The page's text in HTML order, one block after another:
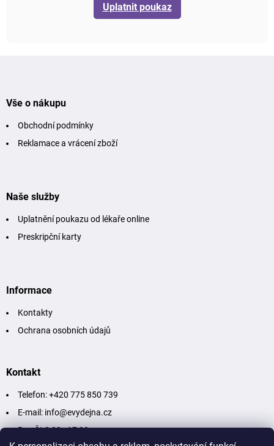
Uplatnit poukaz
Vše o nákupu
Obchodní podmínky
Reklamace a vrácení zboží
Naše služby
Uplatnění poukazu od lékaře online
Preskripční karty
Informace
Kontakty
Ochrana osobních údajů
Kontakt
Telefon: +420 775 850 739
E-mail: info@evydejna.cz
Po - Čt 8:00 - 17:00